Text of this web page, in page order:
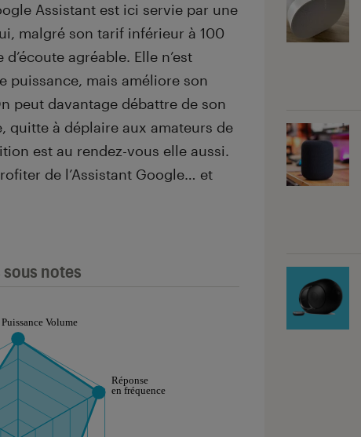
Assistant est ici servie par une
malgré son tarif inférieur à 100
agréable. Elle n’est
puissance, mais améliore son
peut davantage débattre de son
quitte à déplaire aux amateurs de
est au rendez-vous elle aussi.
de l’Assistant Google… et
notes